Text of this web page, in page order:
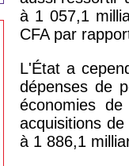
à 1 057,1
CFA par
L'État a
dépenses de
économies
acquisitions
à 1 886,1